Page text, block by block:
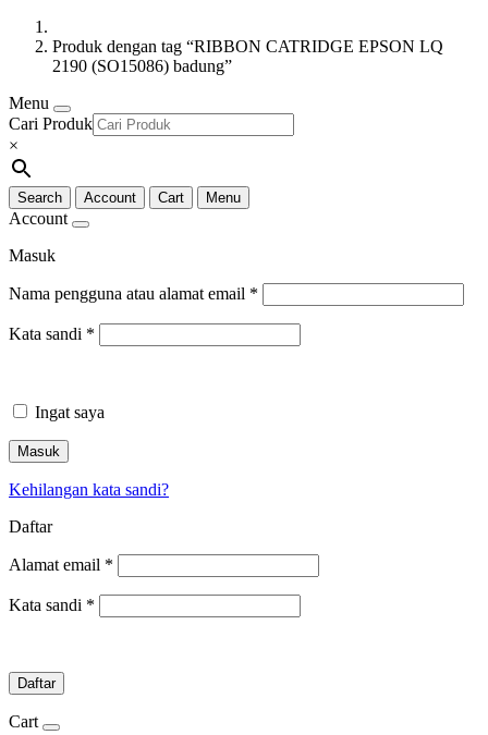
Produk dengan tag “RIBBON CATRIDGE EPSON LQ
2190 (SO15086) badung”
Menu
Cari Produk
×
Search Account Cart Menu
Account
Masuk
Nama pengguna atau alamat email *
Kata sandi *
Ingat saya
Masuk
Kehilangan kata sandi?
Daftar
Alamat email *
Kata sandi *
Daftar
Cart